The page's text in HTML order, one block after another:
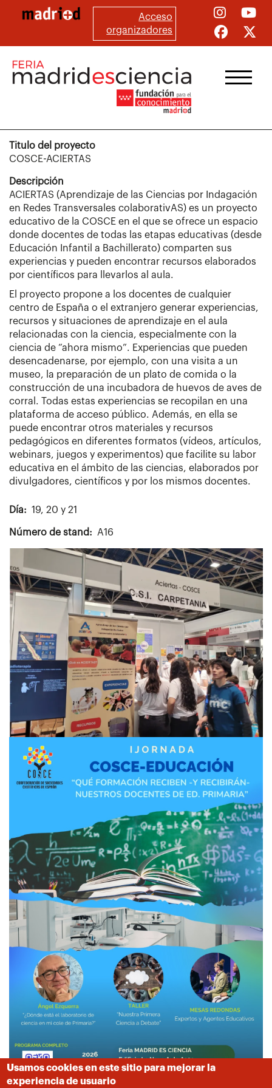
principal
Acceso
organizadores
Titulo del proyecto
COSCE-ACIERTAS
Descripción
ACIERTAS (Aprendizaje de las Ciencias por Indagación
en Redes Transversales colaborativAS) es un proyecto
educativo de la COSCE en el que se ofrece un espacio
donde docentes de todas las etapas educativas (desde
Educación Infantil a Bachillerato) comparten sus
experiencias y pueden encontrar recursos elaborados
por científicos para llevarlos al aula.
El proyecto propone a los docentes de cualquier
centro de España o el extranjero generar experiencias,
recursos y situaciones de aprendizaje en el aula
relacionadas con la ciencia, especialmente con la
ciencia de “ahora mismo”. Experiencias que pueden
desencadenarse, por ejemplo, con una visita a un
museo, la preparación de un plato de comida o la
construcción de una incubadora de huevos de aves de
corral. Todas estas experiencias se recopilan en una
plataforma de acceso público. Además, en ella se
puede encontrar otros materiales y recursos
pedagógicos en diferentes formatos (vídeos, artículos,
webinars, juegos y experimentos) que facilite su labor
educativa en el ámbito de las ciencias, elaborados por
divulgadores, científicos y por los mismos docentes.
Día 19, 20 y 21
Número de stand A16
Usamos cookies en este sitio para mejorar la
experiencia de usuario